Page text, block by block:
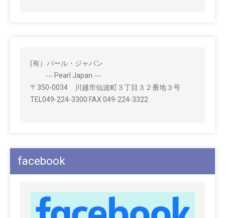
(有）パール・ジャパン
― Pearl Japan ―
〒350-0034 川越市仙波町３丁目３２番地３号
TEL049-224-3300 FAX 049-224-3322
facebook